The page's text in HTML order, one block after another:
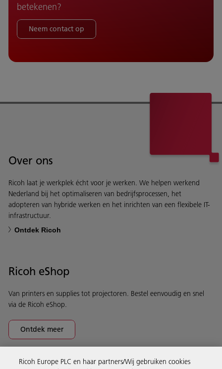
betekenen?
Neem contact op
Over ons
Ricoh laat je werkplek écht voor je werken. We helpen werkend
Nederland bij het optimaliseren van bedrijfsprocessen, het
adopteren van hybride werken en het inrichten van een flexibele IT-
infrastructuur.
Ontdek Ricoh
Ricoh eShop
Van printers en supplies tot projectoren. Bestel eenvoudig en snel
via de Ricoh eShop.
Ontdek meer
Ricoh Europe PLC en haar partners/Wij gebruiken cookies